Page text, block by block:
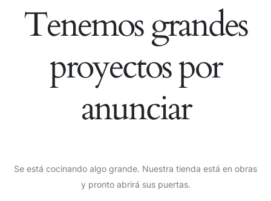
Tenemos grandes
proyectos por
anunciar
Se está cocinando algo grande. Nuestra tienda está en obras
y pronto abrirá sus puertas.